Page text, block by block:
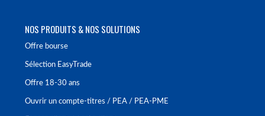
NOS PRODUITS & NOS SOLUTIONS
Offre bourse
Sélection EasyTrade
Offre 18-30 ans
Ouvrir un compte-titres / PEA / PEA-PME